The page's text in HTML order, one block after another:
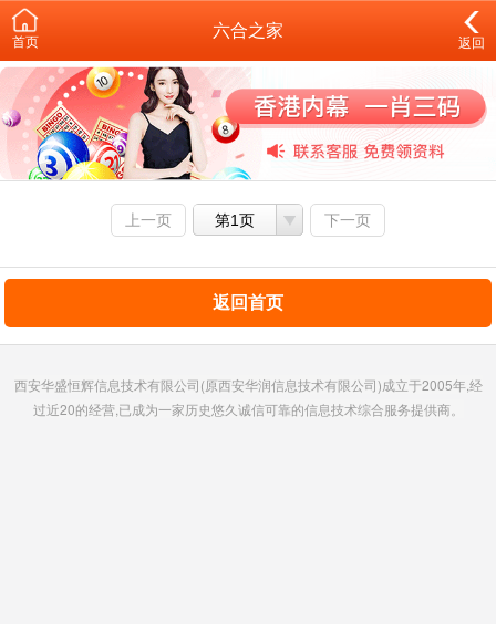
首页
六合之家
返回
上一页 第1页 下一页
返回首页
西安华盛恒辉信息技术有限公司(原西安华润信息技术有限公司)成立于2005年,经
过近20的经营,已成为一家历史悠久诚信可靠的信息技术综合服务提供商。